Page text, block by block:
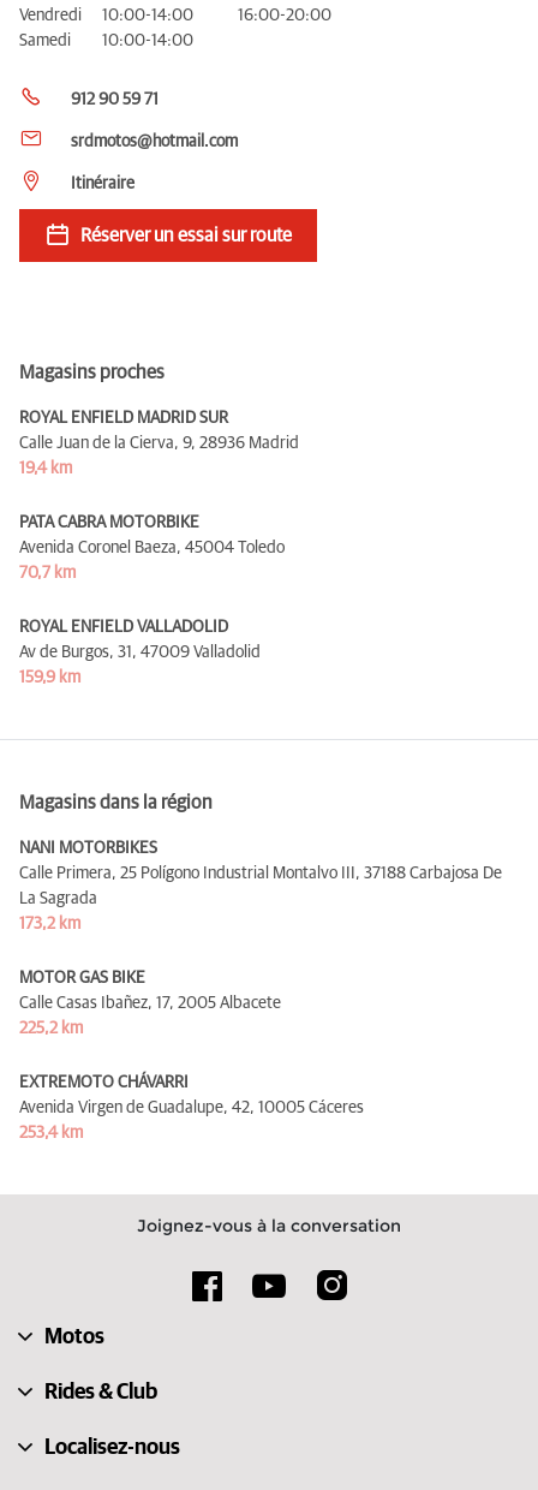
Vendredi
10:00-14:00
16:00-20:00
Samedi
10:00-14:00
912 90 59 71
srdmotos@hotmail.com
Itinéraire
Réserver un essai sur route
Magasins proches
ROYAL ENFIELD MADRID SUR
Calle Juan de la Cierva, 9, 28936 Madrid
19,4 km
PATA CABRA MOTORBIKE
Avenida Coronel Baeza, 45004 Toledo
70,7 km
ROYAL ENFIELD VALLADOLID
Av de Burgos, 31, 47009 Valladolid
159,9 km
Magasins dans la région
NANI MOTORBIKES
Calle Primera, 25 Polígono Industrial Montalvo III, 37188 Carbajosa De
La Sagrada
173,2 km
MOTOR GAS BIKE
Calle Casas Ibañez, 17, 2005 Albacete
225,2 km
EXTREMOTO CHÁVARRI
Avenida Virgen de Guadalupe, 42, 10005 Cáceres
253,4 km
Joignez-vous à la conversation
Motos
Rides & Club
Localisez-nous